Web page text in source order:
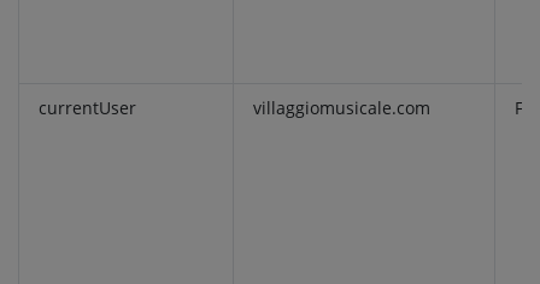
currentUser villaggiomusicale.com